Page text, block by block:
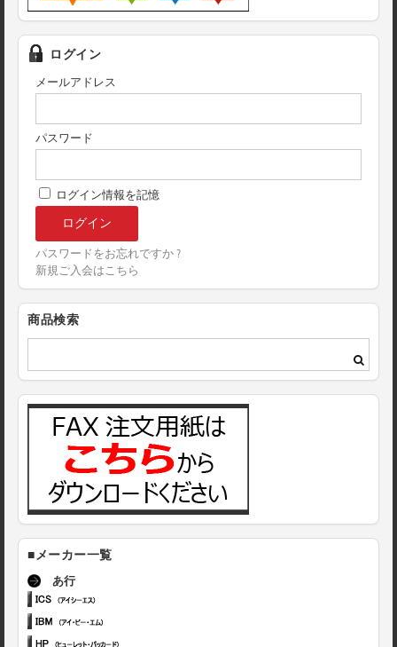
ログイン
メールアドレス
パスワード
ログイン情報を記憶
パスワードをお忘れですか ?
新規ご入会はこちら
商品検索
■メーカー一覧
あ行